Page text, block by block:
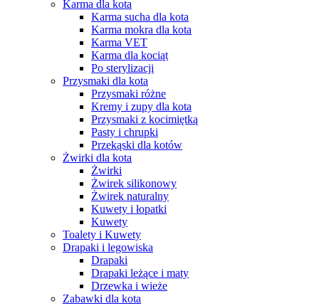
Karma dla kota
Karma sucha dla kota
Karma mokra dla kota
Karma VET
Karma dla kociąt
Po sterylizacji
Przysmaki dla kota
Przysmaki różne
Kremy i zupy dla kota
Przysmaki z kocimiętką
Pasty i chrupki
Przekąski dla kotów
Żwirki dla kota
Żwirki
Żwirek silikonowy
Żwirek naturalny
Kuwety i łopatki
Kuwety
Toalety i Kuwety
Drapaki i legowiska
Drapaki
Drapaki leżące i maty
Drzewka i wieże
Zabawki dla kota